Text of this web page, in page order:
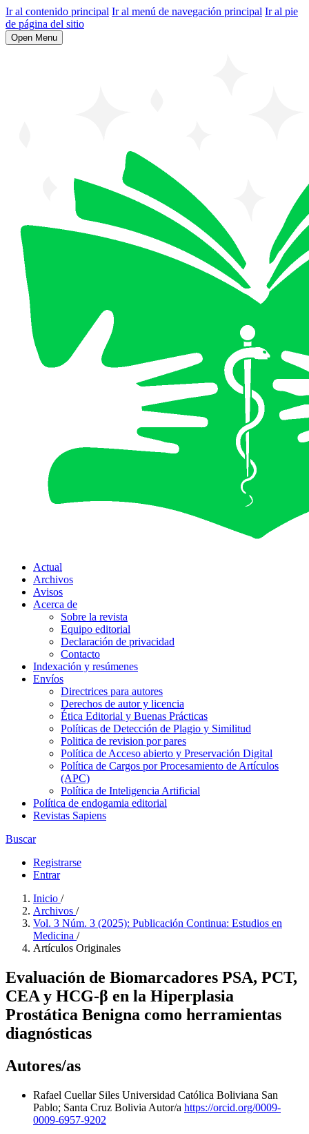
Ir al contenido principal Ir al menú de navegación principal Ir al pie
de página del sitio
Open Menu
Actual
Archivos
Avisos
Acerca de
Sobre la revista
Equipo editorial
Declaración de privacidad
Contacto
Indexación y resúmenes
Envíos
Directrices para autores
Derechos de autor y licencia
Ética Editorial y Buenas Prácticas
Políticas de Detección de Plagio y Similitud
Politica de revision por pares
Política de Acceso abierto y Preservación Digital
Política de Cargos por Procesamiento de Artículos
(APC)
Política de Inteligencia Artificial
Política de endogamia editorial
Revistas Sapiens
Buscar
Registrarse
Entrar
Inicio /
Archivos /
Vol. 3 Núm. 3 (2025): Publicación Continua: Estudios en
Medicina /
Artículos Originales
Evaluación de Biomarcadores PSA, PCT,
CEA y HCG-β en la Hiperplasia
Prostática Benigna como herramientas
diagnósticas
Autores/as
Rafael Cuellar Siles Universidad Católica Boliviana San
Pablo; Santa Cruz Bolivia Autor/a https://orcid.org/0009-
0009-6957-9202